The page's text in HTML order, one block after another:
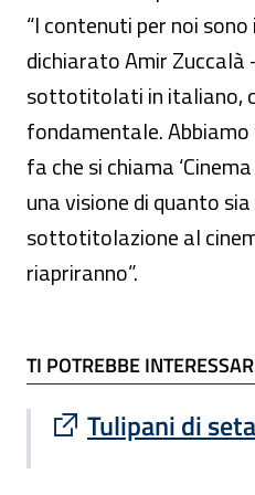
“I contenuti per noi
dichiarato Amir
sottotitolati in italiano,
fondamentale.
fa che si chiama
una visione di quanto
sottotitolazione al
riapriranno”.
TI POTREBBE
TI POTREBBE
Tulipani di
Sito esterno :